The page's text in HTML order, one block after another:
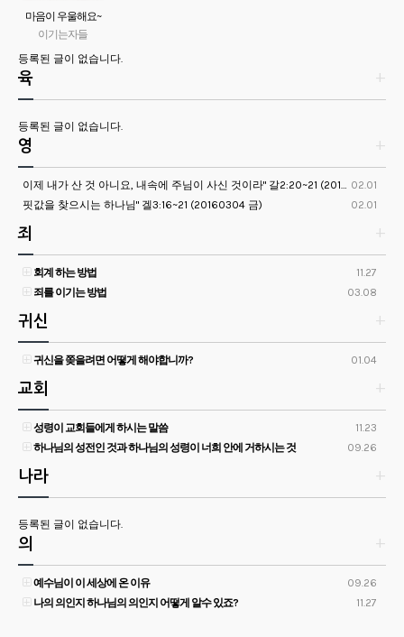
마음이 우울해요~
어떻게 하면 좋을
까요?
이기는자들
등록된 글이 없습니다.
+
육
등록된 글이 없습니다.
+
영
02.01
이제 내가 산 것 아니요, 내속에 주님이 사신 것이라" 갈2:20~21 (20161014금)
02.01
핏값을 찾으시는 하나님" 겔3:16~21 (20160304 금)
+
죄
11.27
회계 하는 방법
03.08
죄를 이기는 방법
+
귀신
01.04
귀신을 쫒을려면 어떻게 해야합니까?
+
교회
11.23
성령이 교회들에게 하시는 말씀
09.26
하나님의 성전인 것과 하나님의 성령이 너희 안에 거하시는 것
+
나라
등록된 글이 없습니다.
+
의
09.26
예수님이 이 세상에 온 이유
11.27
나의 의인지 하나님의 의인지 어떻게 알수 있죠?